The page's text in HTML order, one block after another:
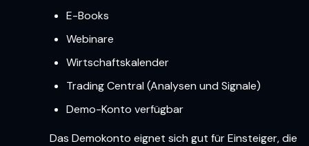
E-Books
Webinare
Wirtschaftskalender
Trading Central (Analysen und Signale)
Demo-Konto verfügbar
Das Demokonto eignet sich gut für Einsteiger, die